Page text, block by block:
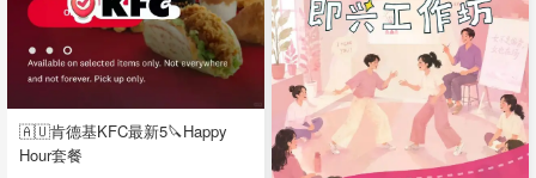
🇦🇺肯德基KFC最新5🔪Happy
Hour套餐